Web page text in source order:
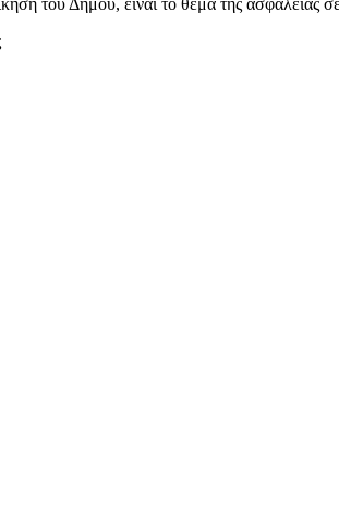
του Δήμου, είναι το θέμα της ασφάλειας